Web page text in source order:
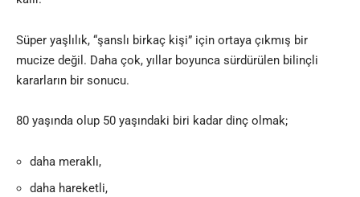
Süper yaşlılık, “şanslı birkaç kişi” için ortaya çıkmış bir
mucize değil. Daha çok, yıllar boyunca sürdürülen bilinçli
kararların bir sonucu.
80 yaşında olup 50 yaşındaki biri kadar dinç olmak;
daha meraklı,
daha hareketli,